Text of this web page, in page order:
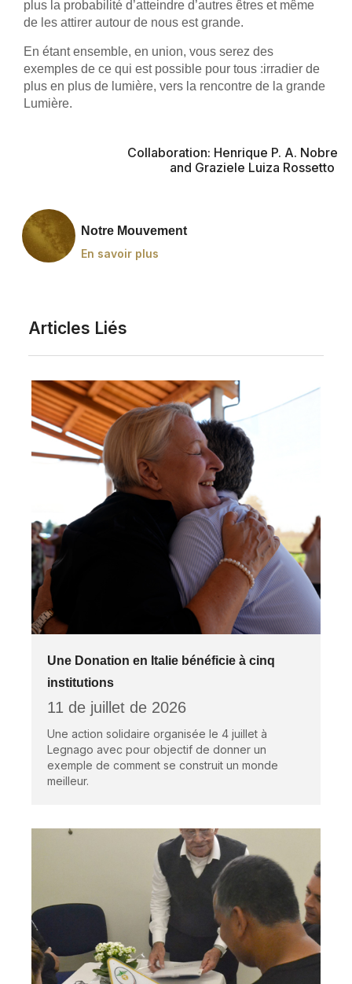
plus la probabilité d’atteindre d’autres êtres et même
de les attirer autour de nous est grande.
En étant ensemble, en union, vous serez des
exemples de ce qui est possible pour tous :irradier de
plus en plus de lumière, vers la rencontre de la grande
Lumière.
Collaboration: Henrique P. A. Nobre
and Graziele Luiza Rossetto
Notre Mouvement
En savoir plus
Articles Liés
Une Donation en Italie bénéficie à cinq
institutions
11 de juillet de 2026
Une action solidaire organisée le 4 juillet à
Legnago avec pour objectif de donner un
exemple de comment se construit un monde
meilleur.